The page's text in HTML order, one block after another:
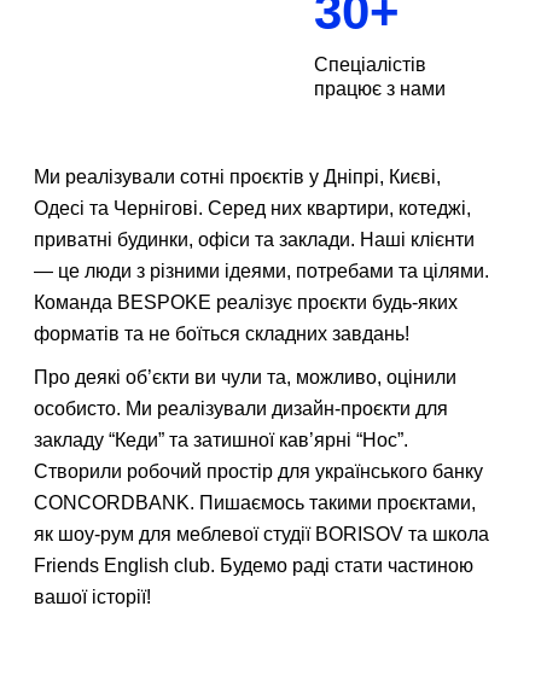
30+
Спеціалістів
працює з нами
Ми реалізували сотні проєктів у Дніпрі, Києві,
Одесі та Чернігові. Серед них квартири, котеджі,
приватні будинки, офіси та заклади. Наші клієнти
— це люди з різними ідеями, потребами та цілями.
Команда BESPOKE реалізує проєкти будь-яких
форматів та не боїться складних завдань!
Про деякі об’єкти ви чули та, можливо, оцінили
особисто. Ми реалізували дизайн-проєкти для
закладу “Кеди” та затишної кав’ярні “Нос”.
Створили робочий простір для українського банку
CONCORDBANK. Пишаємось такими проєктами,
як шоу-рум для меблевої студії BORISOV та школа
Friends English club. Будемо раді стати частиною
вашої історії!
відповідним номером телефону (із зазначених на сайті) або
електронною поштою.
дзвінок